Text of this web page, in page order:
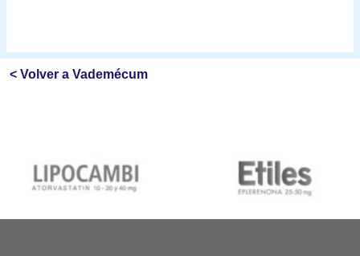
< Volver a Vademécum